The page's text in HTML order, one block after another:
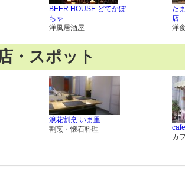
BEER HOUSE どてかぼ
ちゃ
洋風居酒屋
た
店
洋
・スポット
浪花割烹 いま里
割烹・懐石料理
カ